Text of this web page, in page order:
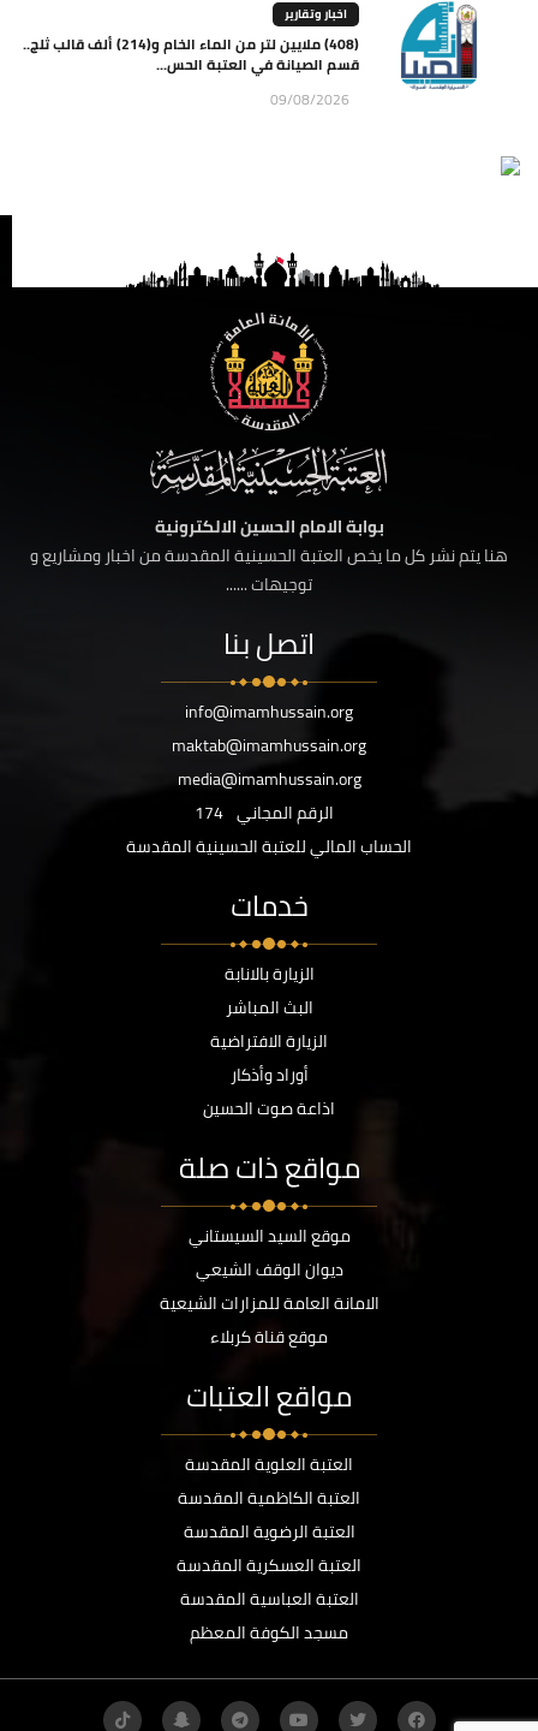
اخبار وتقارير
(408) ملايين لتر من الماء الخام و(214) ألف قالب ثلج..
قسم الصيانة في العتبة الحس...
09/08/2026
بوابة الامام الحسين الالكترونية
هنا يتم نشر كل ما يخص العتبة الحسينية المقدسة من اخبار ومشاريع و
توجيهات ......
اتصل بنا
info@imamhussain.org
maktab@imamhussain.org
media@imamhussain.org
الرقم المجاني 174
الحساب المالي للعتبة الحسينية المقدسة
خدمات
الزيارة بالانابة
البث المباشر
الزيارة الافتراضية
أوراد وأذكار
اذاعة صوت الحسين
مواقع ذات صلة
موقع السيد السيستاني
ديوان الوقف الشيعي
الامانة العامة للمزارات الشيعية
موقع قناة كربلاء
مواقع العتبات
العتبة العلوية المقدسة
العتبة الكاظمية المقدسة
العتبة الرضوية المقدسة
العتبة العسكرية المقدسة
العتبة العباسية المقدسة
مسجد الكوفة المعظم